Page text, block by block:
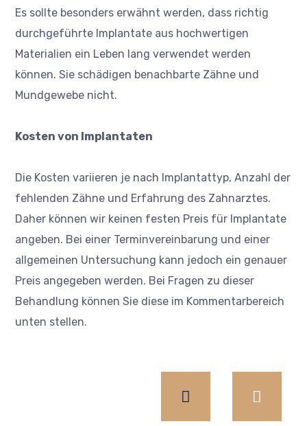
Es sollte besonders erwähnt werden, dass richtig
durchgeführte Implantate aus hochwertigen
Materialien ein Leben lang verwendet werden
können. Sie schädigen benachbarte Zähne und
Mundgewebe nicht.
Kosten von Implantaten
Die Kosten variieren je nach Implantattyp, Anzahl der
fehlenden Zähne und Erfahrung des Zahnarztes.
Daher können wir keinen festen Preis für Implantate
angeben. Bei einer Terminvereinbarung und einer
allgemeinen Untersuchung kann jedoch ein genauer
Preis angegeben werden. Bei Fragen zu dieser
Behandlung können Sie diese im Kommentarbereich
unten stellen.